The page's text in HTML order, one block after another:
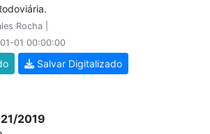
Rocha |
01 00:00:00
Salvar Digitalizado
2019